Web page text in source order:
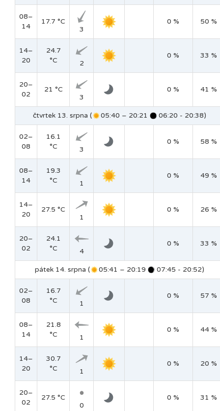
08–
14
17.7 °C
3
0 % 50 %
14–
20
24.7
°C
2
0 % 33 %
20–
02
21 °C
3
0 % 41 %
čtvrtek 13. srpna ( 05:40 – 20:21 06:20 - 20:38)
02–
08
16.1
°C
3
0 % 58 %
08–
14
19.3
°C
1
0 % 49 %
14–
20
27.5 °C
1
0 % 26 %
20–
02
24.1
°C
4
0 % 33 %
pátek 14. srpna ( 05:41 – 20:19 07:45 - 20:52)
02–
08
16.7
°C
1
0 % 57 %
08–
14
21.8
°C
1
0 % 44 %
14–
20
30.7
°C
1
0 % 20 %
20–
02
27.5 °C
0
0 % 31 %